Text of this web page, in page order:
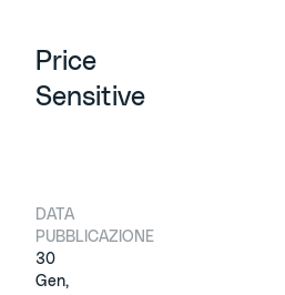
Price
Sensitive
DATA
PUBBLICAZIONE
30
Gen,